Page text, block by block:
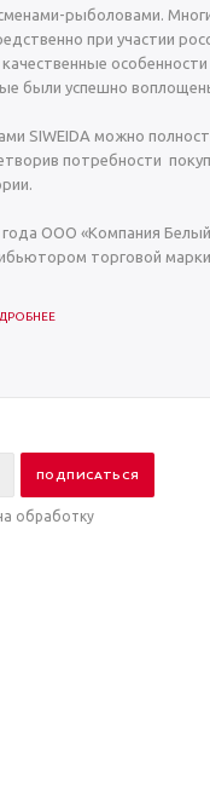
рыболовами.
при участии
качественные
были успешно
SIWEIDA можно
потребности
года ООО «Компания
торговой марки
обработку